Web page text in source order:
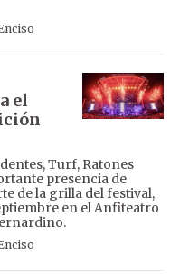
el
Turf, Ratones
presencia de
de la grilla del festival,
en el Anfiteatro